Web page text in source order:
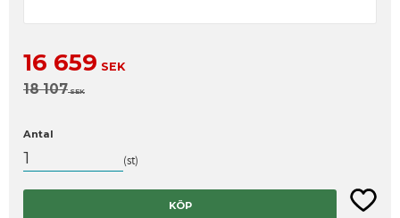
Nedsatt pris:
16 659 SEK
Ordinarie pris:
18 107SEK
Antal
st
KÖP Lägg